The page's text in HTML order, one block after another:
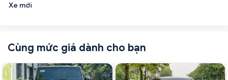
Xe mới
Cùng mức giá dành cho bạn